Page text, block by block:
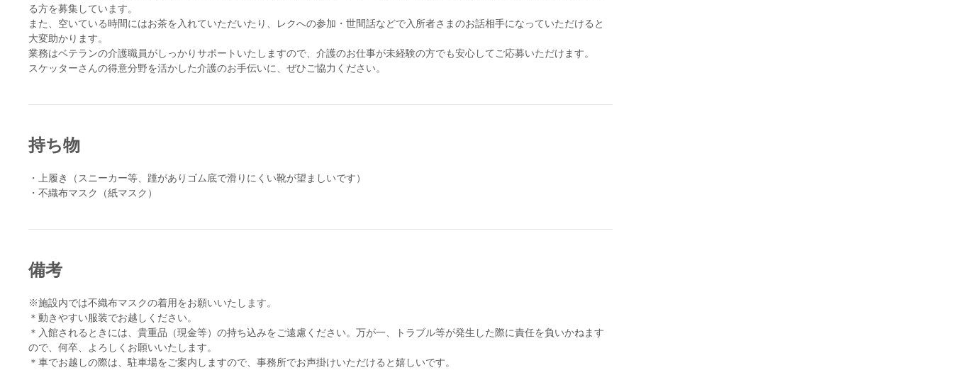
る方を募集しています。
また、空いている時間にはお茶を入れていただいたり、レクへの参加・世間話などで入所者さまのお話相手になっていただけると
大変助かります。
業務はベテランの介護職員がしっかりサポートいたしますので、介護のお仕事が未経験の方でも安心してご応募いただけます。
スケッターさんの得意分野を活かした介護のお手伝いに、ぜひご協力ください。
持ち物
・上履き（スニーカー等、踵がありゴム底で滑りにくい靴が望ましいです）
・不織布マスク（紙マスク）
備考
※施設内では不織布マスクの着用をお願いいたします。
＊動きやすい服装でお越しください。
＊入館されるときには、貴重品（現金等）の持ち込みをご遠慮ください。万が一、トラブル等が発生した際に責任を負いかねます
ので、何卒、よろしくお願いいたします。
＊車でお越しの際は、駐車場をご案内しますので、事務所でお声掛けいただけると嬉しいです。